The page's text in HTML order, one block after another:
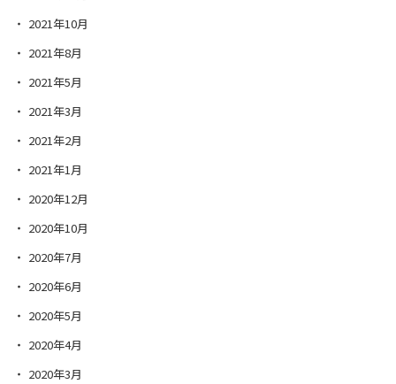
2021年10月
2021年8月
2021年5月
2021年3月
2021年2月
2021年1月
2020年12月
2020年10月
2020年7月
2020年6月
2020年5月
2020年4月
2020年3月